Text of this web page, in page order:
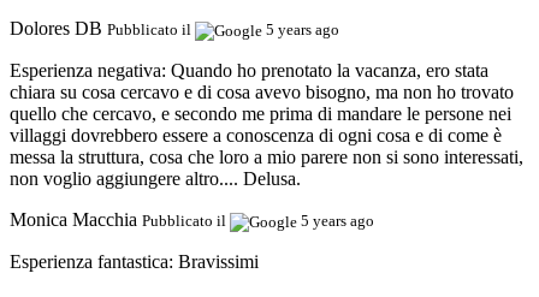
Dolores DB Pubblicato il 5 years ago
Esperienza negativa: Quando ho prenotato la vacanza, ero stata
chiara su cosa cercavo e di cosa avevo bisogno, ma non ho trovato
quello che cercavo, e secondo me prima di mandare le persone nei
villaggi dovrebbero essere a conoscenza di ogni cosa e di come è
messa la struttura, cosa che loro a mio parere non si sono interessati,
non voglio aggiungere altro.... Delusa.
Monica Macchia Pubblicato il 5 years ago
Esperienza fantastica: Bravissimi